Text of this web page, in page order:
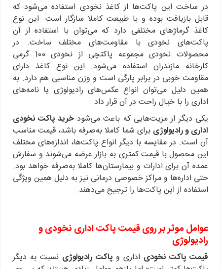
در ساخت این پاکت‌ها از کاغذ نخودی استفاده می‌شود که
قابل بازیافت بوده و با طبیعت کاملا سازگار است. این نوع
کاغذ گرماژهای مختلفی دارد که می‌توان با استفاده از آن
پاکت‌های نخودی با مقاومت‌های مختلف ساخت. در
محصولات نخودی مجموعه پاکتچی از نخودی 100 گرمی
کارخانه مازندران استفاده می‌شود. این نوع کاغذ دارای
مقاومت خوبی در برابر پارگی است و وزن مناسبی هم دارد. به
همین دلیل می‌توان انواع عکس‌های رادیولوژی یا نامه‌های
اداری را با خیال راحت در آن قرار داد.
یکی دیگر از مزیت‌هایی که باعث می‌شودخرید پاکت نخودی
اداری و رادیولوژی برای شما کاملا به‌صرفه باشد، قیمت مناسب
آن است. در مقایسه با دیگر انواع پاکت‌ها، اندازه‌های مختلف
این محصول با قیمت کمتری به بازار عرضه می‌شوند و سفارش
عمده آن برای ادارات و بیمارستان‌ها کاملا به‌صرفه خواهد بود.
حتی اداره‌ها و مراکز خصوصی درمانی نیز به دلیل همین ویژگی
استفاده از این پاکت‌ها را ترجیح می‌دهند.
عوامل موثر بر رویقیمت پاکت اداری نخودی و
رادیولوژی
قیمت پاکت نخودی اداری و پاکت رادیولوژی نسبت به دیگر